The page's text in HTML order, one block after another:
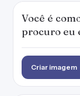
Você é
procuro eu
Criar imagem